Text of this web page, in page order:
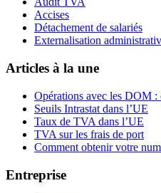
Accises
Détachement de salariés
Externalisation
Articles à la une
Opérations avec les DOM :
Seuils Intrastat dans l’UE
Taux de TVA dans l’UE
TVA sur les frais de port
Comment obtenir votre
Entreprise